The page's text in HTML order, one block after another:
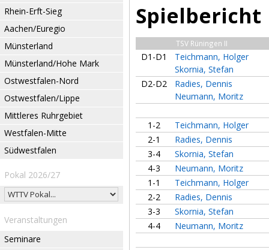
Rhein-Erft-Sieg
Aachen/Euregio
Münsterland
Münsterland/Hohe Mark
Ostwestfalen-Nord
Ostwestfalen/Lippe
Mittleres Ruhrgebiet
Westfalen-Mitte
Südwestfalen
Pokal 2026/27
Veranstaltungen
Seminare
Spielbericht
TSV Rüningen II
D1-D1
Teichmann, Holger
Skornia, Stefan
D2-D2
Radies, Dennis
Neumann, Moritz
1-2
Teichmann, Holger
2-1
Radies, Dennis
3-4
Skornia, Stefan
4-3
Neumann, Moritz
1-1
Teichmann, Holger
2-2
Radies, Dennis
3-3
Skornia, Stefan
4-4
Neumann, Moritz